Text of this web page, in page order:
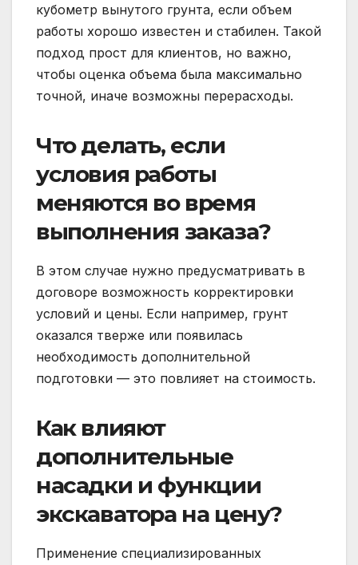
кубометр вынутого грунта, если объем
работы хорошо известен и стабилен. Такой
подход прост для клиентов, но важно,
чтобы оценка объема была максимально
точной, иначе возможны перерасходы.
Что делать, если
условия работы
меняются во время
выполнения заказа?
В этом случае нужно предусматривать в
договоре возможность корректировки
условий и цены. Если например, грунт
оказался тверже или появилась
необходимость дополнительной
подготовки — это повлияет на стоимость.
Как влияют
дополнительные
насадки и функции
экскаватора на цену?
Применение специализированных